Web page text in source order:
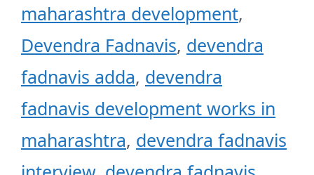
maharashtra development,
Devendra Fadnavis, devendra
fadnavis adda, devendra
fadnavis development works in
maharashtra, devendra fadnavis